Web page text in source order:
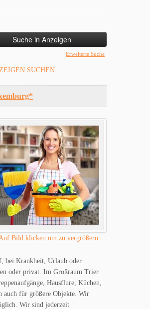
Erweiterte Suche
SUCHEN
Bild klicken um zu vergrößern.
bei Krankheit, Urlaub oder
oder privat. Im Großraum Trier
Hausflure, Küchen,
auch für größere Objekte. Wir
Wir sind jederzeit